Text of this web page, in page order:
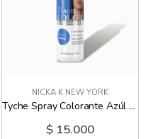
NICKA K NEW YORK
Tyche Spray Colorante Azúl para el Cabello - 5.15 Oz
$ 15.000